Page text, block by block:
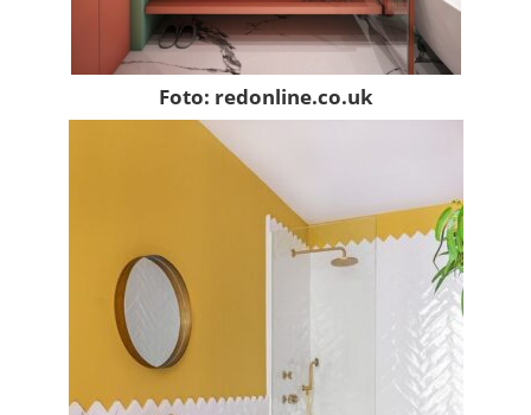
Foto: redonline.co.uk